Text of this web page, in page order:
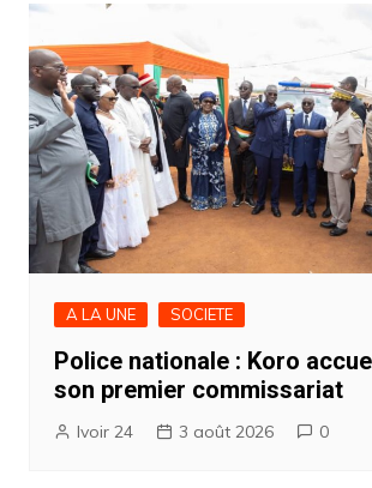
A LA UNE SOCIETE
Police nationale : Koro
son premier commissariat
Ivoir 24 3 août 2026 0